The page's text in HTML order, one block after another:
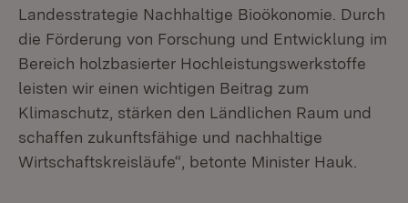
Landesstrategie Nachhaltige Bioökonomie. Durch
die Förderung von Forschung und Entwicklung im
Bereich holzbasierter Hochleistungswerkstoffe
leisten wir einen wichtigen Beitrag zum
Klimaschutz, stärken den Ländlichen Raum und
schaffen zukunftsfähige und nachhaltige
Wirtschaftskreisläufe“, betonte Minister Hauk.